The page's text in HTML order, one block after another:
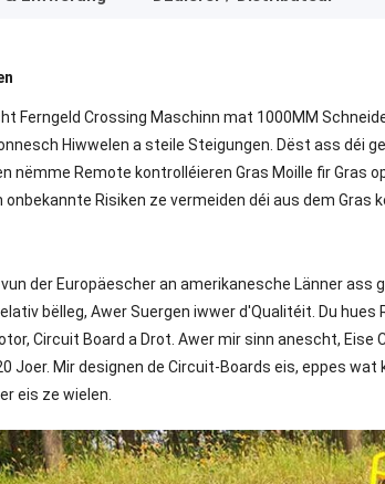
Ferngeld Crossing Maschinn mat 1000MM
Hiwwelen a steile Steigungen. Dëst ass déi
nëmme Remote kontrolléieren Gras Moille fir Gras
Risiken ze vermeiden déi aus dem Gras
der Europäescher an amerikanesche Länner
bëlleg, Awer Suergen iwwer d'Qualitéit. Du
Circuit Board a Drot. Awer mir sinn anescht,
Joer. Mir designen de Circuit-Boards eis, eppes
eis ze wielen.